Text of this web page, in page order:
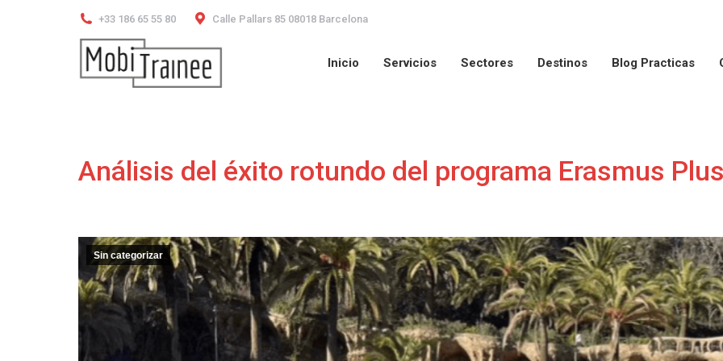
+33 186 65 55 80 Calle Pallars 85 08018 Barcelona
Inicio Servicios Sectores Destinos Blog Practicas
Análisis del éxito rotundo del programa Erasmus Plus
Sin categorizar
Inicio